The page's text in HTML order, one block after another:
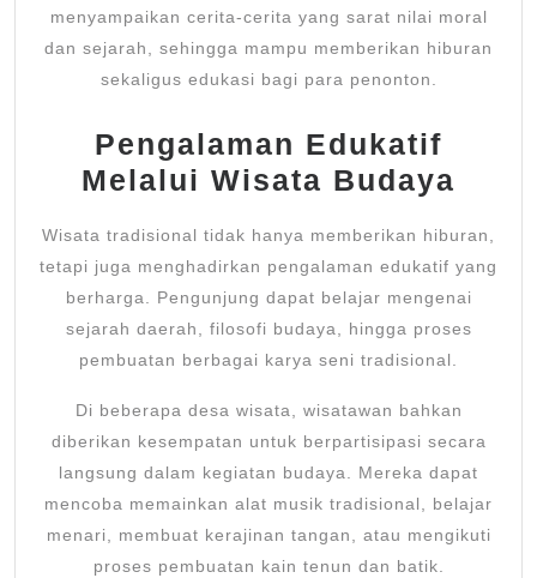
menyampaikan cerita-cerita yang sarat nilai moral
dan sejarah, sehingga mampu memberikan hiburan
sekaligus edukasi bagi para penonton.
Pengalaman Edukatif
Melalui Wisata Budaya
Wisata tradisional tidak hanya memberikan hiburan,
tetapi juga menghadirkan pengalaman edukatif yang
berharga. Pengunjung dapat belajar mengenai
sejarah daerah, filosofi budaya, hingga proses
pembuatan berbagai karya seni tradisional.
Di beberapa desa wisata, wisatawan bahkan
diberikan kesempatan untuk berpartisipasi secara
langsung dalam kegiatan budaya. Mereka dapat
mencoba memainkan alat musik tradisional, belajar
menari, membuat kerajinan tangan, atau mengikuti
proses pembuatan kain tenun dan batik.